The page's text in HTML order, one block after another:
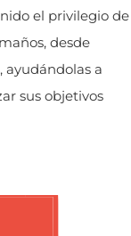
el privilegio de
desde
ayudándolas a
sus objetivos